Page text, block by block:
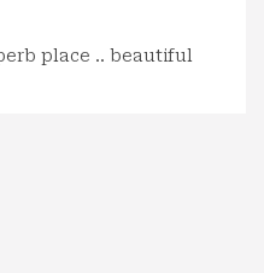
place .. beautiful